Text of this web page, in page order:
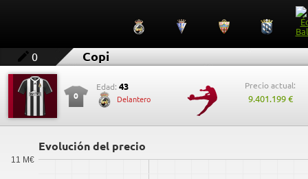
0 Copi
0
Edad: 43
Delantero
Precio actual:
9.401.199 €
Evolución del precio
11 M€